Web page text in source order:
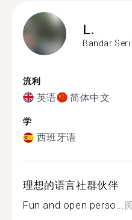
L.
Bandar
流利
英语 简体中文
学
西班牙语
理想的语言社群伙伴
Fun and open perso...